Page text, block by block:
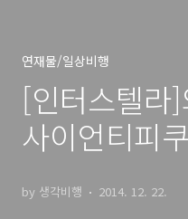
연재물/일상비행
[인터스텔라
사이언티피
by 생각비행 2014. 12. 22.